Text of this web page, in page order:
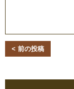
< 前の投稿